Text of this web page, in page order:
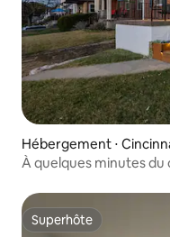
Hébergement ⋅
À quelques minutes
Superhôte
Superhôte